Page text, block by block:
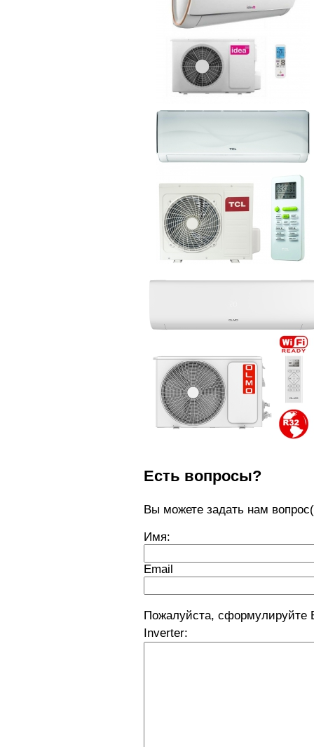
Есть вопросы?
Вы можете задать нам
Имя:
Email
Пожалуйста, сформулируйте
Inverter: